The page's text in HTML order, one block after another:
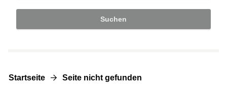
Suchen
Startseite Seite nicht gefunden